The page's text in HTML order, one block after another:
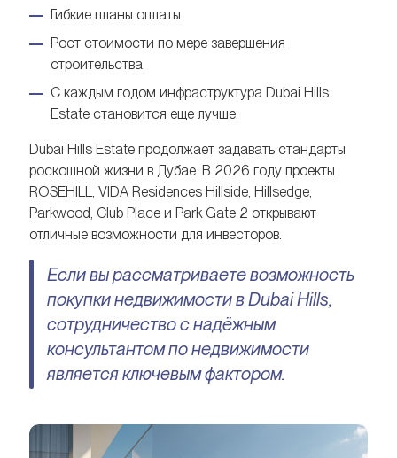
Гибкие планы оплаты.
Рост стоимости по мере завершения
строительства.
С каждым годом инфраструктура Dubai Hills
Estate становится еще лучше.
Dubai Hills Estate продолжает задавать стандарты
роскошной жизни в Дубае. В 2026 году проекты
ROSEHILL, VIDA Residences Hillside, Hillsedge,
Parkwood, Club Place и Park Gate 2 открывают
отличные возможности для инвесторов.
Если вы рассматриваете возможность
покупки недвижимости в Dubai Hills,
сотрудничество с надёжным
консультантом по недвижимости
является ключевым фактором.